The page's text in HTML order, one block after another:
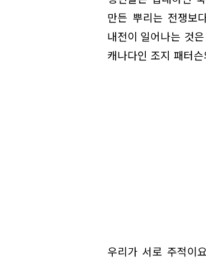
만든 뿌리는 전쟁보
내전이 일어나는 것
캐나다인 조지 패터
우리가 서로 주적이